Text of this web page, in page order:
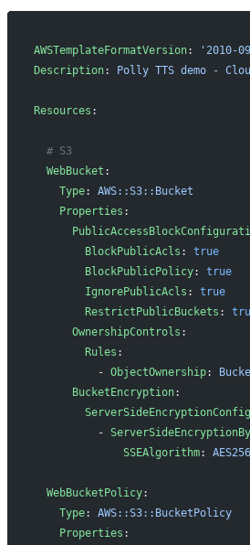
AWSTemplateFormatVersion:
'2010-
Description: Polly TTS demo -
Resources :
  # S3
  WebBucket
:
    Type
: AWS::S3::Bucket
    Properties
:
        BlockPublicAcls
: true
        BlockPublicPolicy
: true
        IgnorePublicAcls
: true
        RestrictPublicBuckets
:
      OwnershipControls
:
        Rules
:
          -
ObjectOwnership:
      BucketEncryption
:
          -
              SSEAlgorithm
: AES256
  WebBucketPolicy
:
    Type
: AWS::S3::BucketPolicy
    Properties
: